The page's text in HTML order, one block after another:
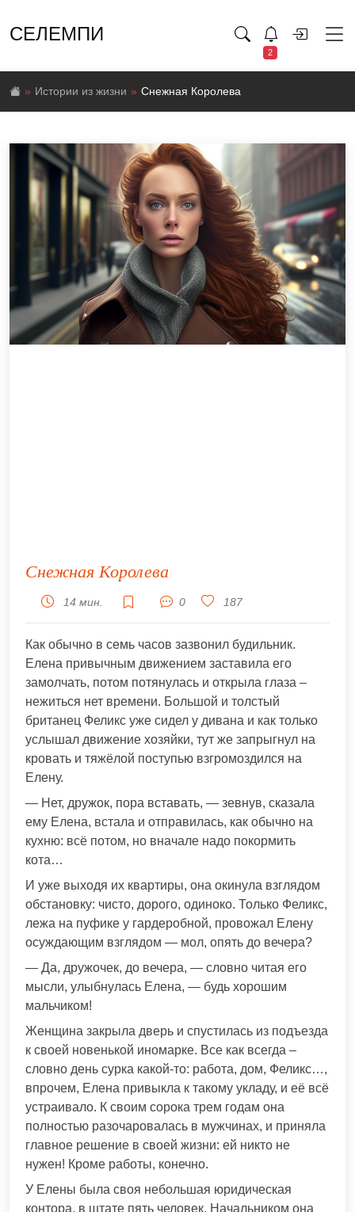
СЕЛЕМПИ
2
Истории из жизни Снежная Королева
Снежная Королева
14 мин. 0 187
Как обычно в семь часов зазвонил будильник.
Елена привычным движением заставила его
замолчать, потом потянулась и открыла глаза –
нежиться нет времени. Большой и толстый
британец Феликс уже сидел у дивана и как только
услышал движение хозяйки, тут же запрыгнул на
кровать и тяжёлой поступью взгромоздился на
Елену.
— Нет, дружок, пора вставать, — зевнув, сказала
ему Елена, встала и отправилась, как обычно на
кухню: всё потом, но вначале надо покормить
кота…
И уже выходя их квартиры, она окинула взглядом
обстановку: чисто, дорого, одиноко. Только Феликс,
лежа на пуфике у гардеробной, провожал Елену
осуждающим взглядом — мол, опять до вечера?
— Да, дружочек, до вечера, — словно читая его
мысли, улыбнулась Елена, — будь хорошим
мальчиком!
Женщина закрыла дверь и спустилась из подъезда
к своей новенькой иномарке. Все как всегда –
словно день сурка какой-то: работа, дом, Феликс…,
впрочем, Елена привыкла к такому укладу, и её всё
устраивало. К своим сорока трем годам она
полностью разочаровалась в мужчинах, и приняла
главное решение в своей жизни: ей никто не
нужен! Кроме работы, конечно.
У Елены была своя небольшая юридическая
контора, в штате пять человек. Начальником она